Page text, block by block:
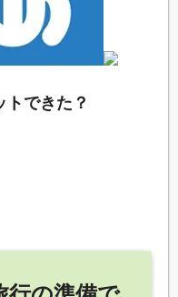
トできた？